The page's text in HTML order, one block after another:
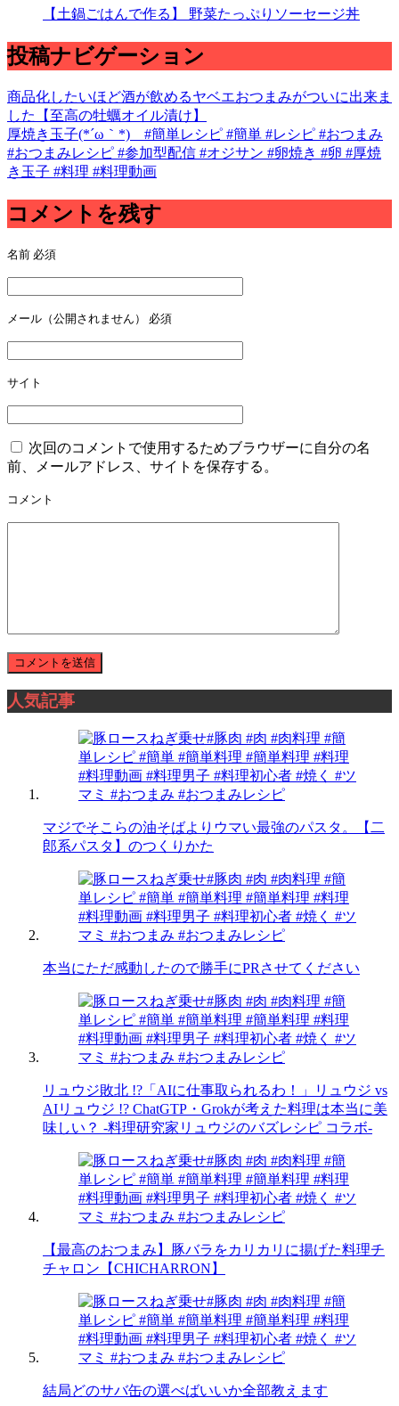
【土鍋ごはんで作る】 野菜たっぷりソーセージ丼
投稿ナビゲーション
商品化したいほど酒が飲めるヤベエおつまみがついに出来ま
した【至高の牡蠣オイル漬け】
厚焼き玉子(*´ω｀*) #簡単レシピ #簡単 #レシピ #おつまみ
#おつまみレシピ #参加型配信 #オジサン #卵焼き #卵 #厚焼
き玉子 #料理 #料理動画
コメントを残す
名前 必須
メール（公開されません） 必須
サイト
次回のコメントで使用するためブラウザーに自分の名
前、メールアドレス、サイトを保存する。
コメント
人気記事
マジでそこらの油そばよりウマい最強のパスタ。【二
郎系パスタ】のつくりかた
本当にただ感動したので勝手にPRさせてください
リュウジ敗北 !?「AIに仕事取られるわ！」リュウジ vs
AIリュウジ !? ChatGTP・Grokが考えた料理は本当に美
味しい？ -料理研究家リュウジのバズレシピ コラボ-
【最高のおつまみ】豚バラをカリカリに揚げた料理チ
チャロン【CHICHARRON】
結局どのサバ缶の選べばいいか全部教えます